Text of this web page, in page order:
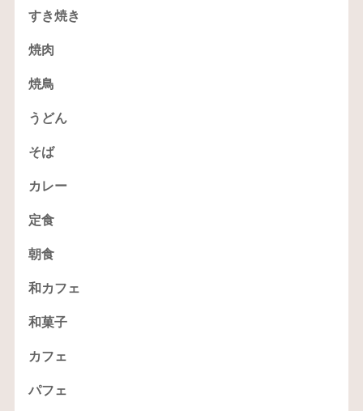
すき焼き
焼肉
焼鳥
うどん
そば
カレー
定食
朝食
和カフェ
和菓子
カフェ
パフェ